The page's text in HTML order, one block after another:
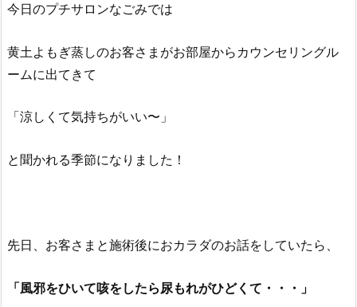
今日のプチサロンなごみでは
黄土よもぎ蒸しのお客さまがお部屋からカウンセリングル
ームに出てきて
「涼しくて気持ちがいい〜」
と聞かれる季節になりました！
先日、お客さまと施術後におカラダのお話をしていたら、
「風邪をひいて咳をしたら尿もれがひどくて・・・」